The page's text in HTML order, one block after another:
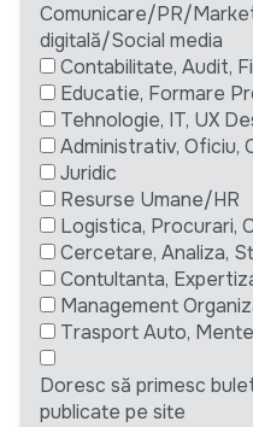
Comunicare/PR/
digitală/Social media
Contabilitate, Audit,
Educatie, Formare
Tehnologie, IT, UX
Administrativ, Oficiu,
Juridic
Resurse Umane/HR
Logistica, Procurari,
Cercetare, Analiza,
Contultanta,
Management
Trasport Auto,
Doresc să primesc
publicate pe site